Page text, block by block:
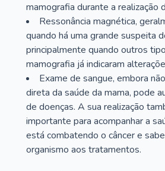
mamografia durante a realização
Ressonância magnética,
quando há uma grande suspeita
principalmente quando outros
mamografia já indicaram
Exame de sangue, embora
direta da saúde da mama, pode
de doenças. A sua realização
importante para acompanhar a
está combatendo o câncer e
organismo aos tratamentos.